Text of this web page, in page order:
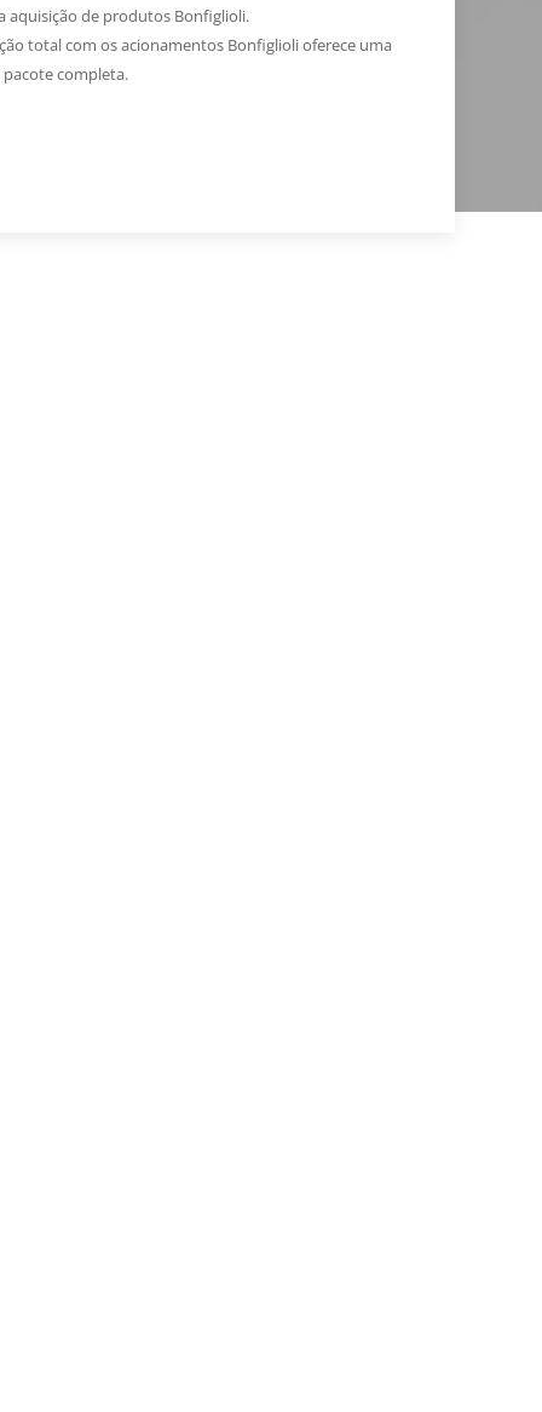
aquisição de produtos Bonfiglioli.
total com os acionamentos Bonfiglioli oferece uma
completa.